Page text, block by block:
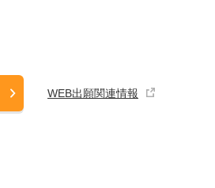
WEB出願関連情報